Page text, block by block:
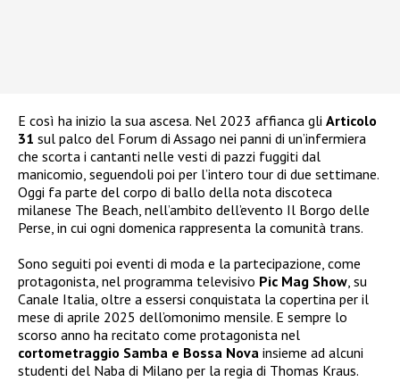
E così ha inizio la sua ascesa. Nel 2023 affianca gli Articolo
31 sul palco del Forum di Assago nei panni di un’infermiera
che scorta i cantanti nelle vesti di pazzi fuggiti dal
manicomio, seguendoli poi per l’intero tour di due settimane.
Oggi fa parte del corpo di ballo della nota discoteca
milanese The Beach, nell’ambito dell’evento Il Borgo delle
Perse, in cui ogni domenica rappresenta la comunità trans.
Sono seguiti poi eventi di moda e la partecipazione, come
protagonista, nel programma televisivo Pic Mag Show, su
Canale Italia, oltre a essersi conquistata la copertina per il
mese di aprile 2025 dell’omonimo mensile. E sempre lo
scorso anno ha recitato come protagonista nel
cortometraggio Samba e Bossa Nova insieme ad alcuni
studenti del Naba di Milano per la regia di Thomas Kraus.